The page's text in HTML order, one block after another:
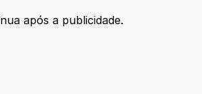
após a publicidade.